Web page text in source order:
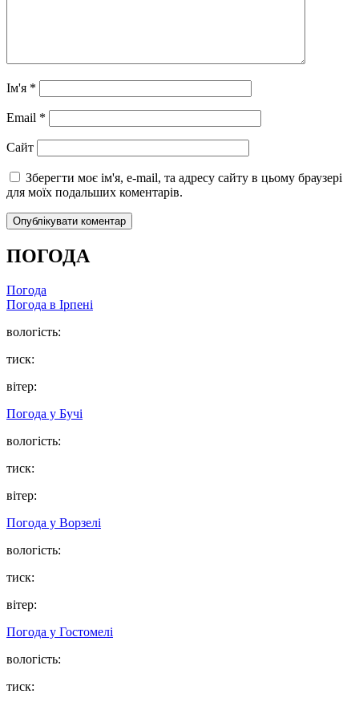
Ім'я *
Email *
Сайт
Зберегти моє ім'я, e-mail, та адресу сайту в цьому браузері
для моїх подальших коментарів.
ПОГОДА
Погода
Погода в Ірпені
вологість:
тиск:
вітер:
Погода у Бучі
вологість:
тиск:
вітер:
Погода у Ворзелі
вологість:
тиск:
вітер:
Погода у Гостомелі
вологість:
тиск: